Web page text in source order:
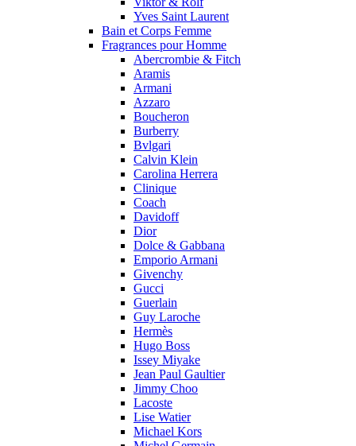
Yves Saint Laurent
Bain et Corps Femme
Fragrances pour Homme
Abercrombie & Fitch
Aramis
Armani
Azzaro
Boucheron
Burberry
Bvlgari
Calvin Klein
Carolina Herrera
Clinique
Coach
Davidoff
Dior
Dolce & Gabbana
Emporio Armani
Givenchy
Gucci
Guerlain
Guy Laroche
Hermès
Hugo Boss
Issey Miyake
Jean Paul Gaultier
Jimmy Choo
Lacoste
Lise Watier
Michael Kors